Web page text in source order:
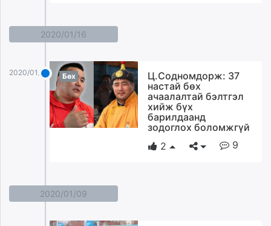
itoim.mn
shuum.mn
times.mn
tvmongolia.mn
unegui.mn
paparazzi.mn
unread.today
2020/01/16
2020/01/16 Бөх
Ц.Содномдорж: 37
настай бөх
ачаалалтай бэлтгэл
хийж бүх
барилдаанд
зодоглох боломжгүй
2
9
2020/01/09